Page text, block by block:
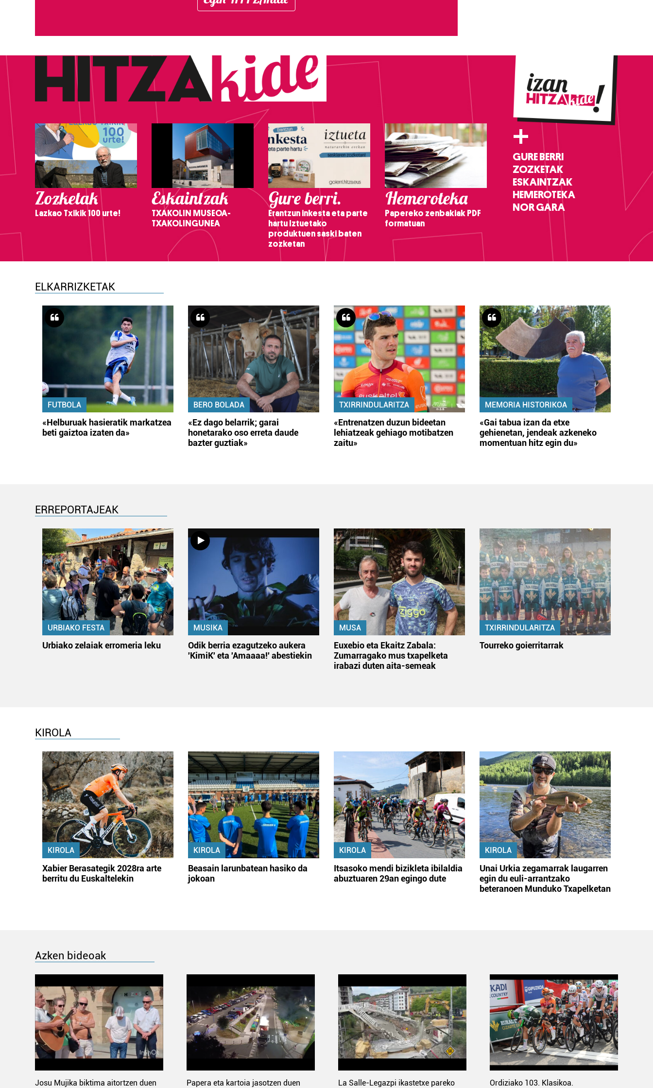
Zozketak
Lazkao Txikik 100 urte!
Eskaintzak
TXAKOLIN MUSEOA-
TXAKOLINGUNEA
Gure berri.
Erantzun inkesta eta parte
hartu Iztuetako
produktuen saski baten
zozketan
Hemeroteka
Papereko zenbakiak PDF
formatuan
+
GURE BERRI
ZOZKETAK
ESKAINTZAK
HEMEROTEKA
NOR GARA
ELKARRIZKETAK
FUTBOLA
«Helburuak hasieratik markatzea
beti gaiztoa izaten da»
BERO BOLADA
«Ez dago belarrik; garai
honetarako oso erreta daude
bazter guztiak»
TXIRRINDULARITZA
«Entrenatzen duzun bideetan
lehiatzeak gehiago motibatzen
zaitu»
MEMORIA HISTORIKOA
«Gai tabua izan da etxe
gehienetan, jendeak azkeneko
momentuan hitz egin du»
ERREPORTAJEAK
URBIAKO FESTA
Urbiako zelaiak erromeria leku
MUSIKA
Odik berria ezagutzeko aukera
'KimiK' eta 'Amaaaa!' abestiekin
MUSA
Euxebio eta Ekaitz Zabala:
Zumarragako mus txapelketa
irabazi duten aita-semeak
TXIRRINDULARITZA
Tourreko goierritarrak
KIROLA
KIROLA
Xabier Berasategik 2028ra arte
berritu du Euskaltelekin
KIROLA
Beasain larunbatean hasiko da
jokoan
KIROLA
Itsasoko mendi bizikleta ibilaldia
abuztuaren 29an egingo dute
KIROLA
Unai Urkia zegamarrak laugarren
egin du euli-arrantzako
beteranoen Munduko Txapelketan
Azken bideoak
Josu Mujika biktima aitortzen duen
Papera eta kartoia jasotzen duen
La Salle-Legazpi ikastetxe pareko
Ordiziako 103. Klasikoa.